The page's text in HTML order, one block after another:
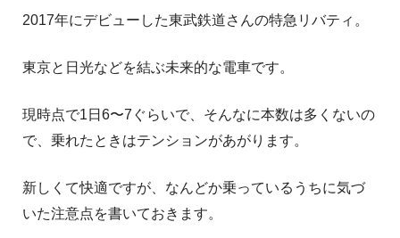
2017年にデビューした東武鉄道さんの特急リバティ。
東京と日光などを結ぶ未来的な電車です。
現時点で1日6〜7ぐらいで、そんなに本数は多くないの
で、乗れたときはテンションがあがります。
新しくて快適ですが、なんどか乗っているうちに気づ
いた注意点を書いておきます。